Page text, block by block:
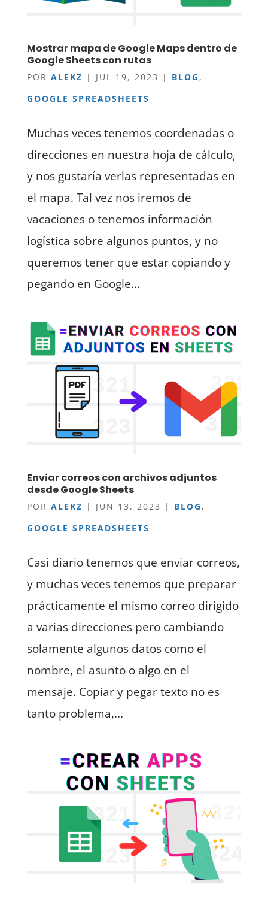
Mostrar mapa de Google Maps dentro de
Google Sheets con rutas
POR ALEKZ | JUL 19, 2023 | BLOG ,
GOOGLE SPREADSHEETS
Muchas veces tenemos coordenadas o
direcciones en nuestra hoja de cálculo,
y nos gustaría verlas representadas en
el mapa. Tal vez nos iremos de
vacaciones o tenemos información
logística sobre algunos puntos, y no
queremos tener que estar copiando y
pegando en Google...
Enviar correos con archivos adjuntos
desde Google Sheets
POR ALEKZ | JUN 13, 2023 | BLOG ,
GOOGLE SPREADSHEETS
Casi diario tenemos que enviar correos,
y muchas veces tenemos que preparar
prácticamente el mismo correo dirigido
a varias direcciones pero cambiando
solamente algunos datos como el
nombre, el asunto o algo en el
mensaje. Copiar y pegar texto no es
tanto problema,...